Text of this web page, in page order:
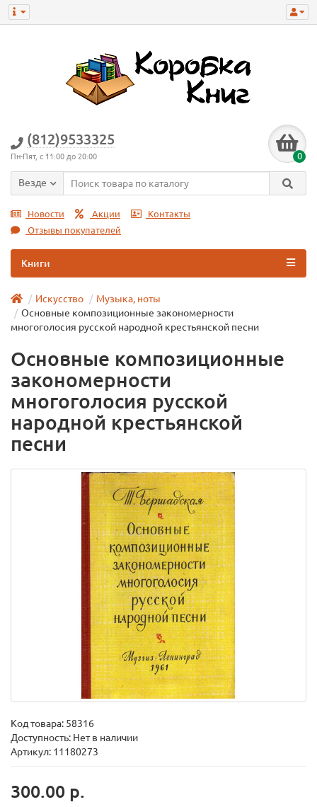
(812)9533325
Пн-Пят, с 11:00 до 20:00 0
Везде
Новости Акции
Контакты
Отзывы покупателей
Книги
Искусство
Музыка, ноты
Основные композиционные закономерности
многоголосия русской народной крестьянской песни
Основные композиционные
закономерности
многоголосия русской
народной крестьянской
песни
Код товара: 58316
Доступность: Нет в наличии
Артикул: 11180273
300.00 р.